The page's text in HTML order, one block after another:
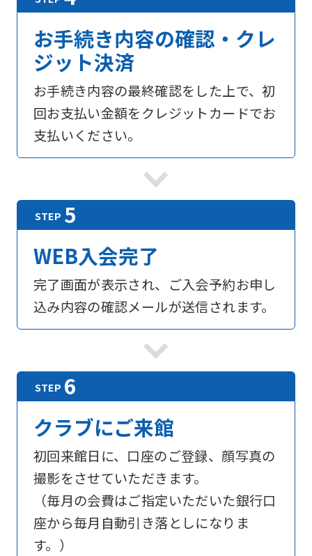
お手続き内容の確認・クレ
ジット決済
お手続き内容の最終確認をした上で、初
回お支払い金額をクレジットカードでお
支払いください。
WEB入会完了
完了画面が表示され、ご入会予約お申し
込み内容の確認メールが送信されます。
クラブにご来館
初回来館日に、口座のご登録、顔写真の
撮影をさせていただきます。
（毎月の会費はご指定いただいた銀行口
座から毎月自動引き落としになりま
す。）